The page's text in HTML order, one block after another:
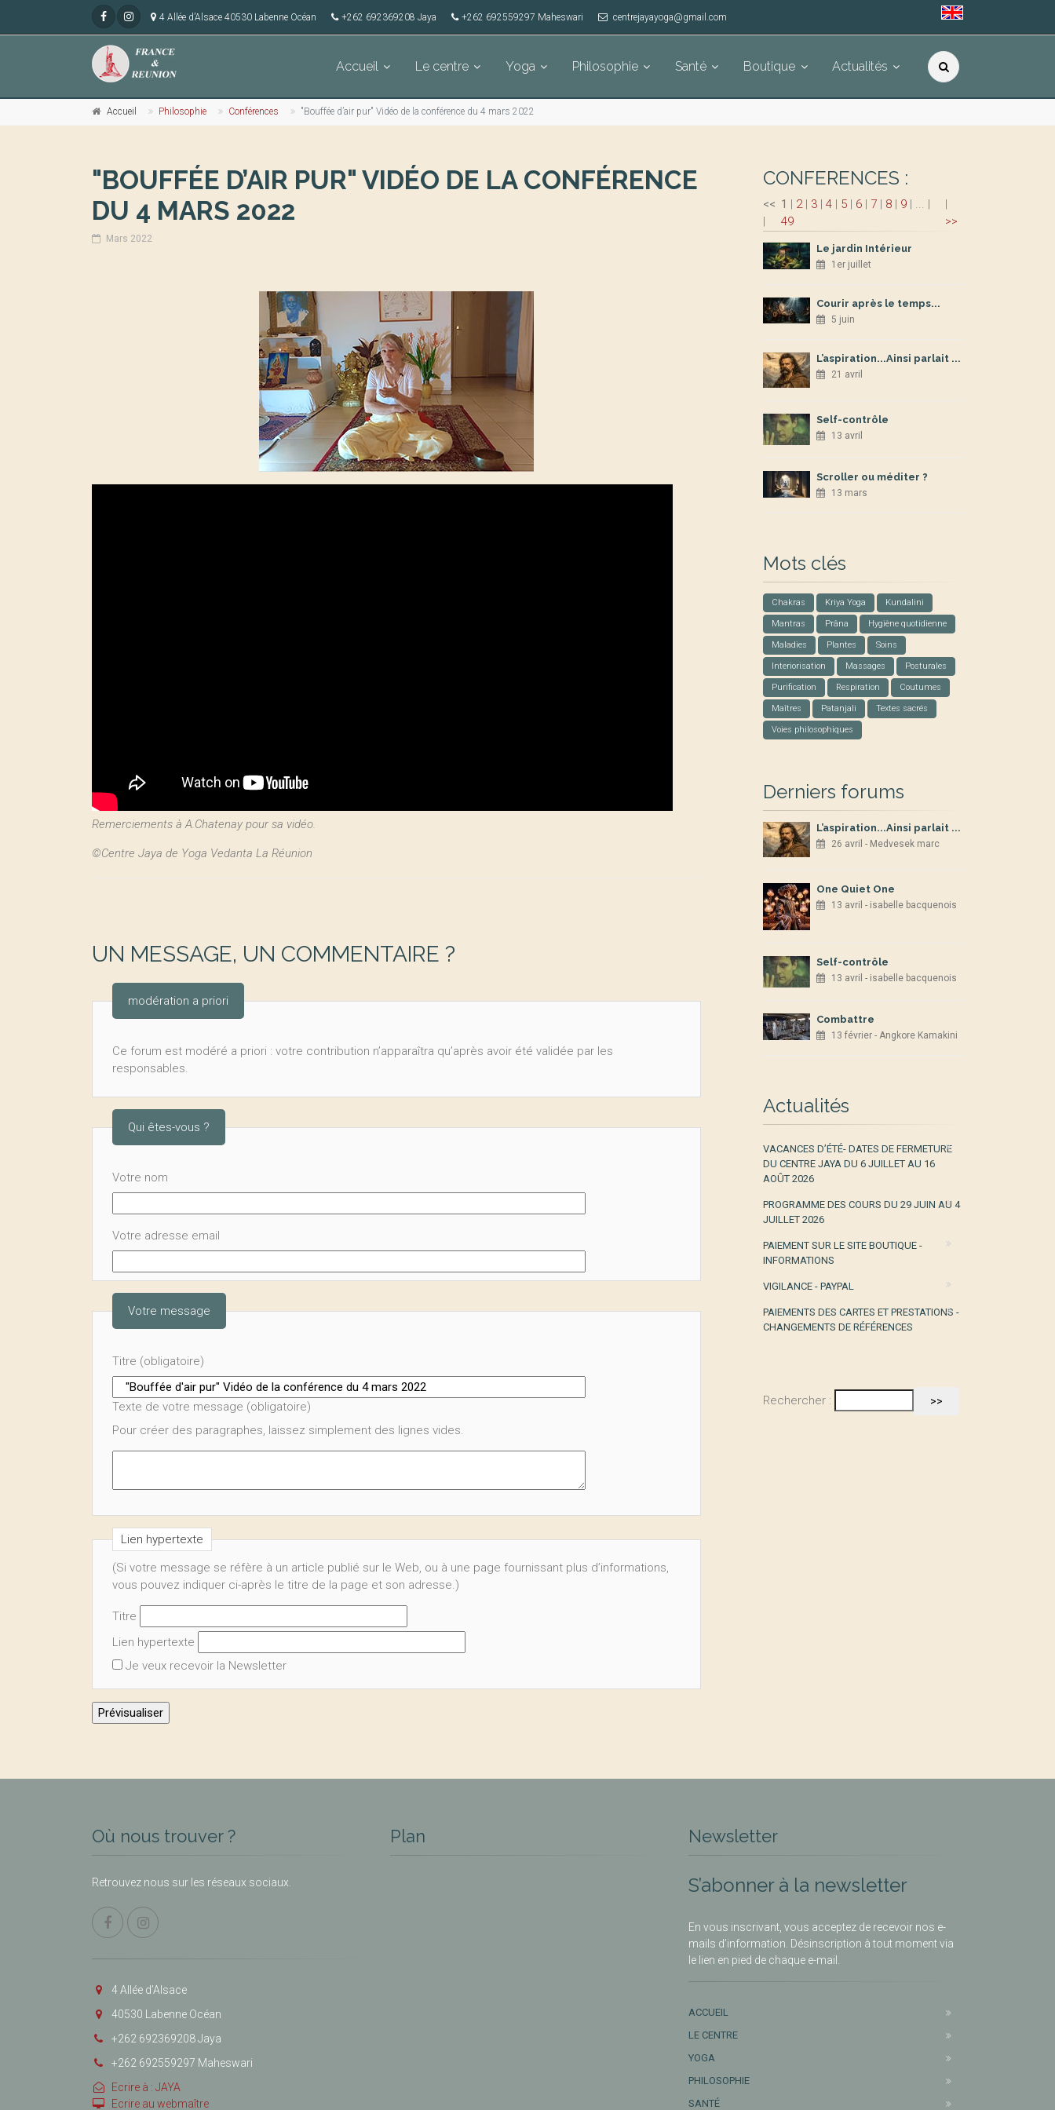
4 Allée d’Alsace 40530 Labenne Océan +262 692369208 Jaya +262 692559297 Maheswari centrejayayoga@gmail.com
Accueil Le centre Yoga Philosophie Santé Boutique Actualités
Accueil Philosophie Conférences "Bouffée d’air pur" Vidéo de la conférence du 4 mars 2022
"BOUFFÉE D’AIR PUR" VIDÉO DE LA CONFÉRENCE
DU 4 MARS 2022
Mars 2022
Remerciements à A.Chatenay pour sa vidéo.
©Centre Jaya de Yoga Vedanta La Réunion
UN MESSAGE, UN COMMENTAIRE ?
modération a priori
Ce forum est modéré a priori : votre contribution n’apparaîtra qu’après avoir été validée par les
responsables.
Qui êtes-vous ?
Votre nom
Votre adresse email
Votre message
Titre (obligatoire)
Texte de votre message (obligatoire)
Pour créer des paragraphes, laissez simplement des lignes vides.
Lien hypertexte
(Si votre message se réfère à un article publié sur le Web, ou à une page fournissant plus d’informations,
vous pouvez indiquer ci-après le titre de la page et son adresse.)
Titre
Lien hypertexte
Je veux recevoir la Newsletter
CONFERENCES :
<<
|
1 | 2| 3| 4| 5| 6| 7| 8| 9| ... |
49
|
>>
Le jardin Intérieur
1er juillet
Courir après le temps...
5 juin
L’aspiration...Ainsi parlait ...
21 avril
Self-contrôle
13 avril
Scroller ou méditer ?
13 mars
Mots clés
Chakras Kriya Yoga Kundalini
Mantras Prâna Hygiène quotidienne
Maladies Plantes Soins
Interiorisation Massages Posturales
Purification Respiration Coutumes
Maîtres Patanjali Textes sacrés
Voies philosophiques
Derniers forums
L’aspiration...Ainsi parlait ...
26 avril - Medvesek marc
One Quiet One
13 avril - isabelle bacquenois
Self-contrôle
13 avril - isabelle bacquenois
Combattre
13 février - Angkore Kamakini
Actualités
VACANCES D’ÉTÉ- DATES DE FERMETURE
DU CENTRE JAYA DU 6 JUILLET AU 16
AOÛT 2026
PROGRAMME DES COURS DU 29 JUIN AU 4
JUILLET 2026
PAIEMENT SUR LE SITE BOUTIQUE -
INFORMATIONS
VIGILANCE - PAYPAL
PAIEMENTS DES CARTES ET PRESTATIONS -
CHANGEMENTS DE RÉFÉRENCES
Rechercher :
Où nous trouver ?
Retrouvez nous sur les réseaux sociaux.
4 Allée d’Alsace
40530 Labenne Océan
+262 692369208 Jaya
+262 692559297 Maheswari
Ecrire à : JAYA
Ecrire au webmaître
Plan Newsletter
S’abonner à la newsletter
En vous inscrivant, vous acceptez de recevoir nos e-
mails d’information. Désinscription à tout moment via
le lien en pied de chaque e-mail.
ACCUEIL
LE CENTRE
YOGA
PHILOSOPHIE
SANTÉ